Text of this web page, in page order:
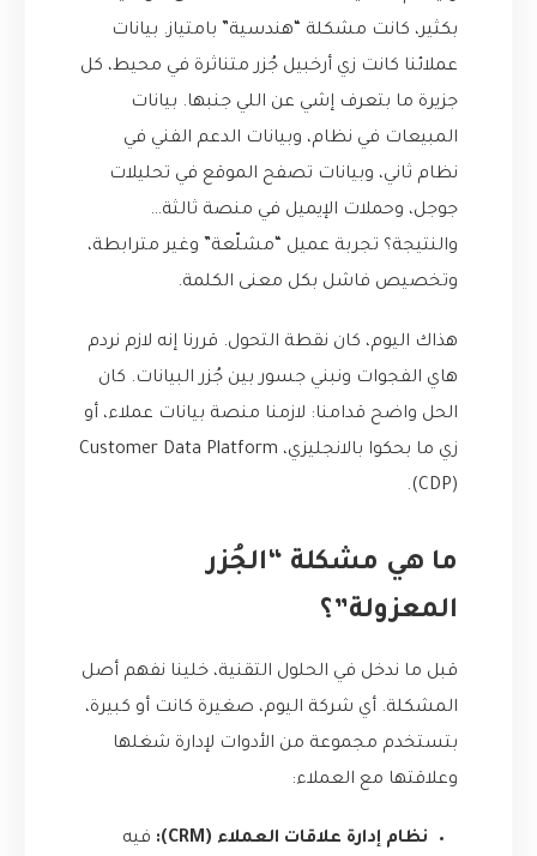
بكثير، كانت مشكلة “هندسية” بامتياز. بيانات
عملائنا كانت زي أرخبيل جُزر متناثرة في محيط، كل
جزيرة ما بتعرف إشي عن اللي جنبها. بيانات
المبيعات في نظام، وبيانات الدعم الفني في
نظام ثاني، وبيانات تصفح الموقع في تحليلات
جوجل، وحملات الإيميل في منصة ثالثة…
والنتيجة؟ تجربة عميل “مشلّعة” وغير مترابطة،
وتخصيص فاشل بكل معنى الكلمة.
هذاك اليوم، كان نقطة التحول. قررنا إنه لازم نردم
هاي الفجوات ونبني جسور بين جُزر البيانات. كان
الحل واضح قدامنا: لازمنا منصة بيانات عملاء، أو
زي ما بحكوا بالانجليزي، Customer Data Platform
(CDP).
ما هي مشكلة “الجُزر
المعزولة”؟
قبل ما ندخل في الحلول التقنية، خلينا نفهم أصل
المشكلة. أي شركة اليوم، صغيرة كانت أو كبيرة،
بتستخدم مجموعة من الأدوات لإدارة شغلها
وعلاقتها مع العملاء:
نظام إدارة علاقات العملاء (CRM): فيه